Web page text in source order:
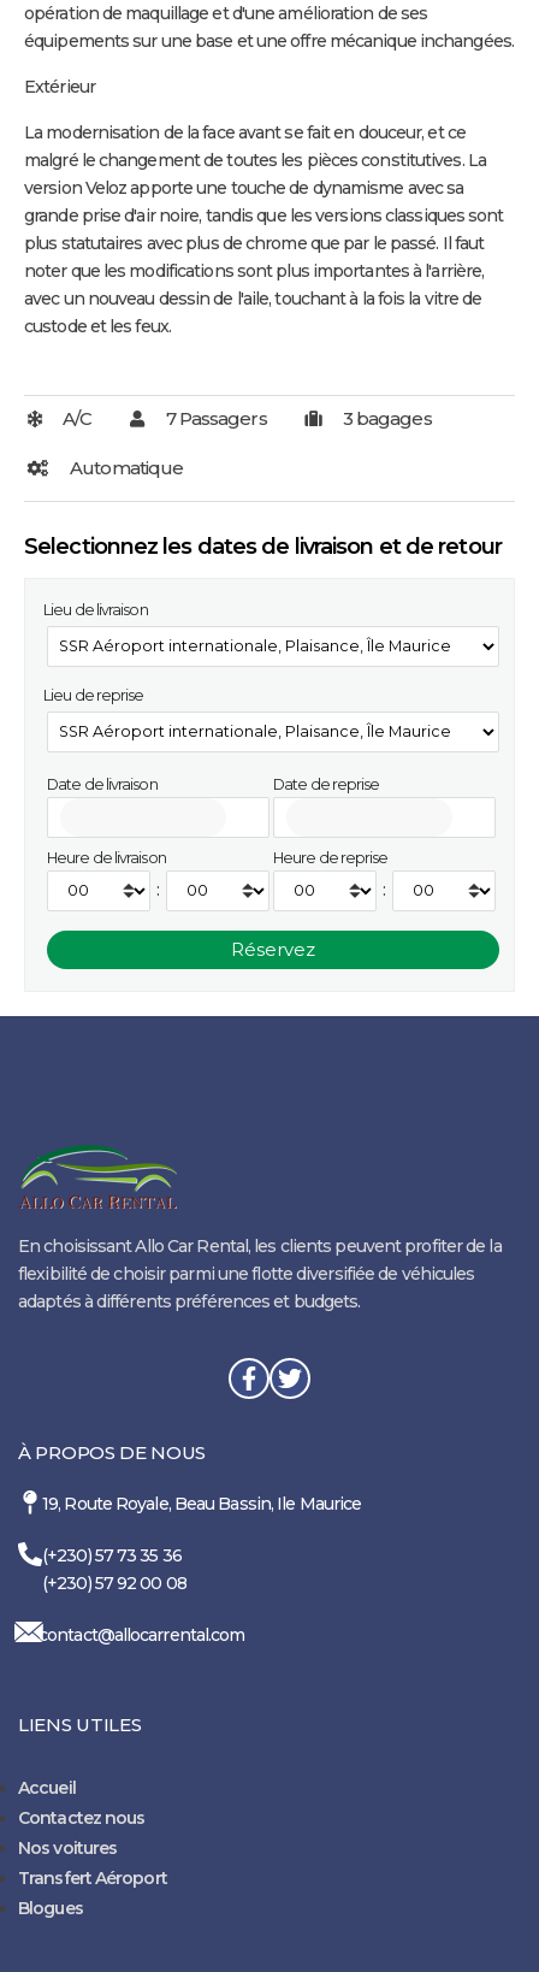
opération de maquillage et d'une amélioration de ses
équipements sur une base et une offre mécanique inchangées.
Extérieur
La modernisation de la face avant se fait en douceur, et ce
malgré le changement de toutes les pièces constitutives. La
version Veloz apporte une touche de dynamisme avec sa
grande prise d'air noire, tandis que les versions classiques sont
plus statutaires avec plus de chrome que par le passé. Il faut
noter que les modifications sont plus importantes à l'arrière,
avec un nouveau dessin de l'aile, touchant à la fois la vitre de
custode et les feux.
Selectionnez les dates de livraison et de retour
Lieu de livraison
Lieu de reprise
Date de livraison
Heure de livraison
:
Date de reprise
Heure de reprise
:
En choisissant Allo Car Rental, les clients peuvent profiter de la
flexibilité de choisir parmi une flotte diversifiée de véhicules
adaptés à différents préférences et budgets.
À PROPOS DE NOUS
19, Route Royale, Beau Bassin, Ile Maurice
(+230) 57 73 35 36
(+230) 57 92 00 08
contact@allocarrental.com
LIENS UTILES
Accueil
Contactez nous
Nos voitures
Transfert Aéroport
Blogues